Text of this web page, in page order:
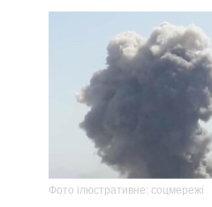
Фото iлюстративне: соцмережi